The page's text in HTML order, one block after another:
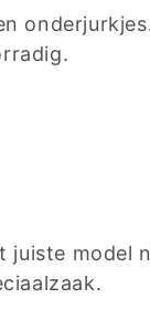
juiste model